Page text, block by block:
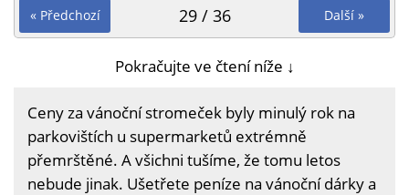
« Předchozí Další »
29 / 36
Pokračujte ve čtení níže ↓
Ceny za vánoční stromeček byly minulý rok na
parkovištích u supermarketů extrémně
přemrštěné. A všichni tušíme, že tomu letos
nebude jinak. Ušetřete peníze na vánoční dárky a